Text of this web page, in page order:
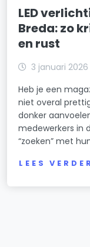
LED
Breda: zo
en rust
3 januari 2026
Heb je een
niet overal
donker
medewerkers in
“zoeken” met
LEES VERDER